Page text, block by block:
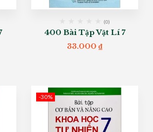
(0)
400 Bài Tập Vật Lí 7
33.000 ₫
-30%